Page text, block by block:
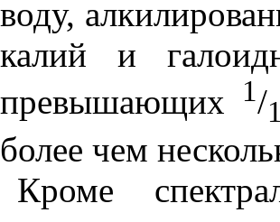
воду,
калий и
превышающих
1/
более чем
Кроме